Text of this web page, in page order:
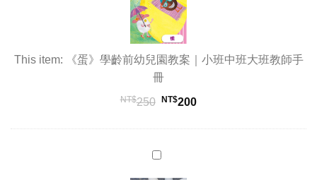
幼
兒
園
教
案
小
班
This item:
《蛋》學齡前幼兒園教案｜小班中班大班教師手
冊
NT$250 NT$200
蛋